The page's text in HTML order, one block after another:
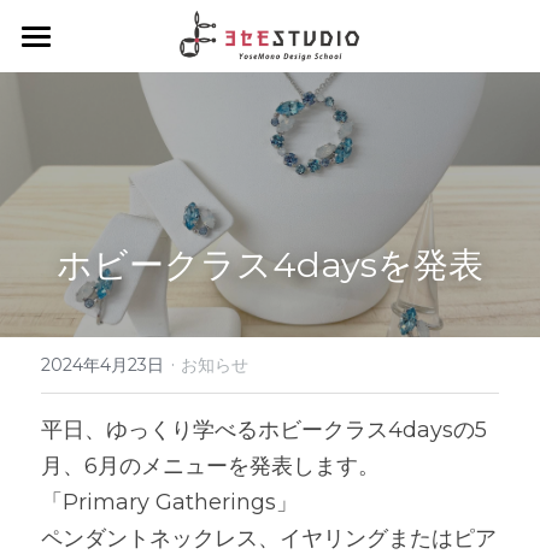
ヨセモSTUDIO
よせものデザインスクール
スクールについて
会員制度について
スタッフ紹介
Diplomaクラス
ディプロマクラスについて
デザインクラス
アルチザンクラス
ブランディングクラス
Hobbyクラス
ホビークラスについて
1dayコース
1dayコース menu
4daysコース
Workshopクラス
ワークショップクラスについて
ろう付け体験
よせ体験
デザイン体験
ENGLISH
About Yosemo Studio
DesignWorkshop
YoseMonoCraftWorkshop
夏休みハンダ付けワークショップ
材料・工具販売サイト
ホビークラス4daysを発表
2024年4月23日 · お知らせ
平日、ゆっくり学べるホビークラス4daysの5
月、6月のメニューを発表します。
「Primary Gatherings」
ペンダントネックレス、イヤリングまたはピア